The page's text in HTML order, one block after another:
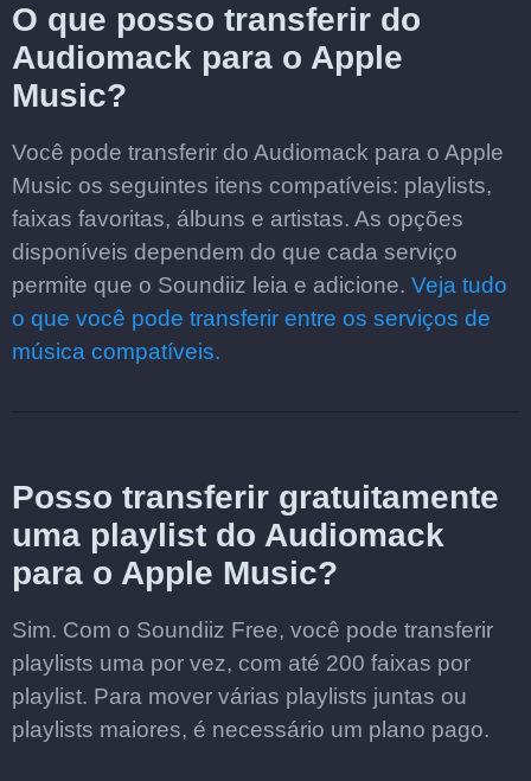
O que posso transferir do
Audiomack para o Apple
Music?
Você pode transferir do Audiomack para o Apple
Music os seguintes itens compatíveis: playlists,
faixas favoritas, álbuns e artistas. As opções
disponíveis dependem do que cada serviço
permite que o Soundiiz leia e adicione. Veja tudo
o que você pode transferir entre os serviços de
música compatíveis.
Posso transferir gratuitamente
uma playlist do Audiomack
para o Apple Music?
Sim. Com o Soundiiz Free, você pode transferir
playlists uma por vez, com até 200 faixas por
playlist. Para mover várias playlists juntas ou
playlists maiores, é necessário um plano pago.